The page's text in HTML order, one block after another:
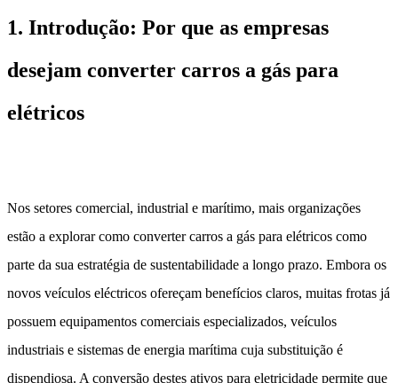
1. Introdução: Por que as empresas
desejam converter carros a gás para
elétricos
Nos setores comercial, industrial e marítimo, mais organizações
estão a explorar como converter carros a gás para elétricos como
parte da sua estratégia de sustentabilidade a longo prazo. Embora os
novos veículos eléctricos ofereçam benefícios claros, muitas frotas já
possuem equipamentos comerciais especializados, veículos
industriais e sistemas de energia marítima cuja substituição é
dispendiosa. A conversão destes ativos para eletricidade permite que